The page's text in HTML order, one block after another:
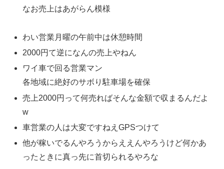
なお売上はあがらん模様
わい営業月曜の午前中は休憩時間
2000円て逆になんの売上やねん
ワイ車で回る営業マン
各地域に絶好のサボり駐車場を確保
売上2000円って何売ればそんな金額で収まるんだよ
w
車営業の人は大変ですねえGPSつけて
他が稼いでるんやろうからええんやろうけど何かあ
ったときに真っ先に首切られるやろな